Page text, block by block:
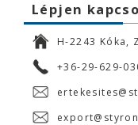
Lépjen
H-2243 Kóka,
+36-29-629-